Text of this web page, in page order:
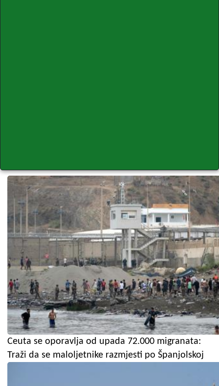
Ceuta se oporavlja od upada 72.000 migranata:
Traži da se maloljetnike razmjesti po Španjolskoj